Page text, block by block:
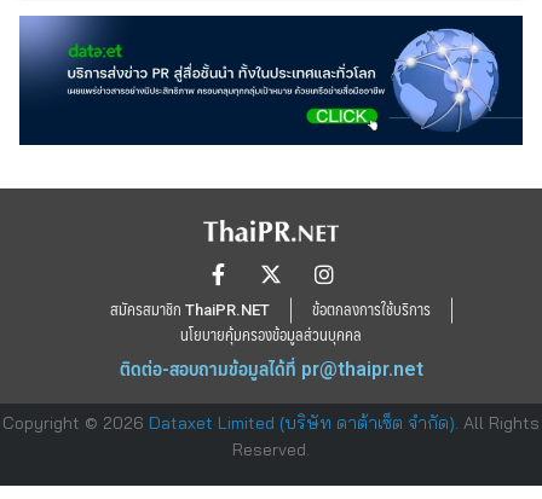
สมัครสมาชิก ThaiPR.NET
ข้อตกลงการใช้บริการ
นโยบายคุ้มครองข้อมูลส่วนบุคคล
ติดต่อ-สอบถามข้อมูลได้ที่ pr@thaipr.net
Copyright © 2026 Dataxet Limited (บริษัท ดาต้าเซ็ต จำกัด). All Rights
Reserved.